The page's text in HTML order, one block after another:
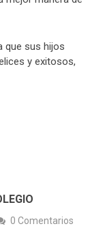
que sus hijos
y exitosos,
0 Comentarios